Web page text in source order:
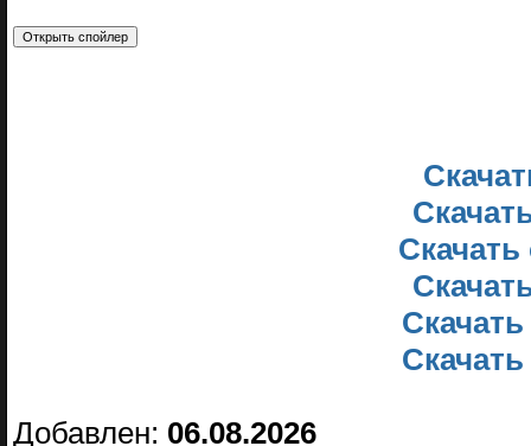
Скачать
Добавлен: 06.08.2026